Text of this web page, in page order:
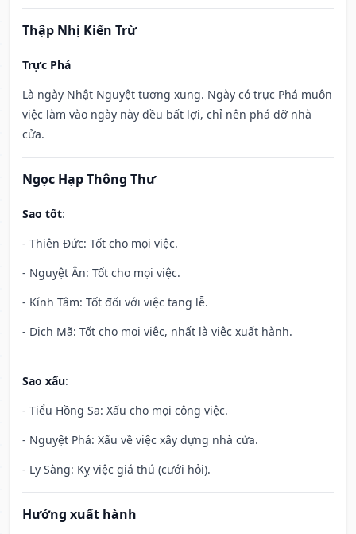
Thập Nhị Kiến Trừ
Trực Phá
Là ngày Nhật Nguyệt tương xung. Ngày có trực Phá muôn
việc làm vào ngày này đều bất lợi, chỉ nên phá dỡ nhà
cửa.
Ngọc Hạp Thông Thư
Sao tốt:
- Thiên Đức: Tốt cho mọi việc.
- Nguyệt Ân: Tốt cho mọi việc.
- Kính Tâm: Tốt đối với việc tang lễ.
- Dịch Mã: Tốt cho mọi việc, nhất là việc xuất hành.
Sao xấu:
- Tiểu Hồng Sa: Xấu cho mọi công việc.
- Nguyệt Phá: Xấu về việc xây dựng nhà cửa.
- Ly Sàng: Kỵ việc giá thú (cưới hỏi).
Hướng xuất hành